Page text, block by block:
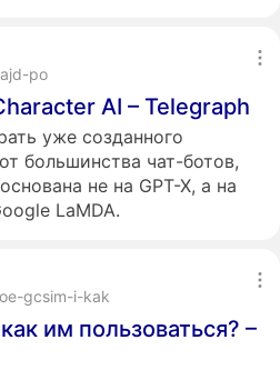
po
AI – Telegraph
уже созданного
большинства чат-ботов,
не на GPT-X, а на
LaMDA.
gcsim-i-kak
им пользоваться? –